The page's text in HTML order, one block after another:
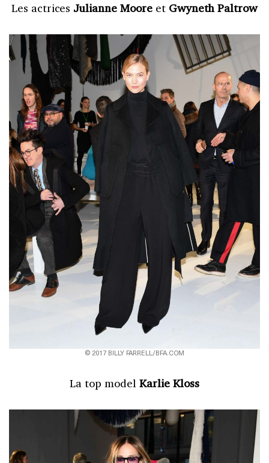
Les actrices Julianne Mooreet Gwyneth Paltrow
© 2017 BILLY FARRELL/BFA.COM
La top model Karlie Kloss